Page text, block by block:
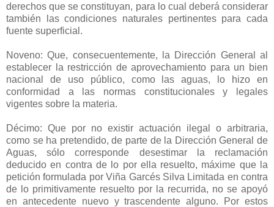
derechos que se constituyan, para lo cual deberá considerar
también las condiciones naturales pertinentes para cada
fuente superficial.
Noveno: Que, consecuentemente, la Dirección General al
establecer la restricción de aprovechamiento para un bien
nacional de uso público, como las aguas, lo hizo en
conformidad a las normas constitucionales y legales
vigentes sobre la materia.
Décimo: Que por no existir actuación ilegal o arbitraria,
como se ha pretendido, de parte de la Dirección General de
Aguas, sólo corresponde desestimar la reclamación
deducido en contra de lo por ella resuelto, máxime que la
petición formulada por Viña Garcés Silva Limitada en contra
de lo primitivamente resuelto por la recurrida, no se apoyó
en antecedente nuevo y trascendente alguno. Por estos